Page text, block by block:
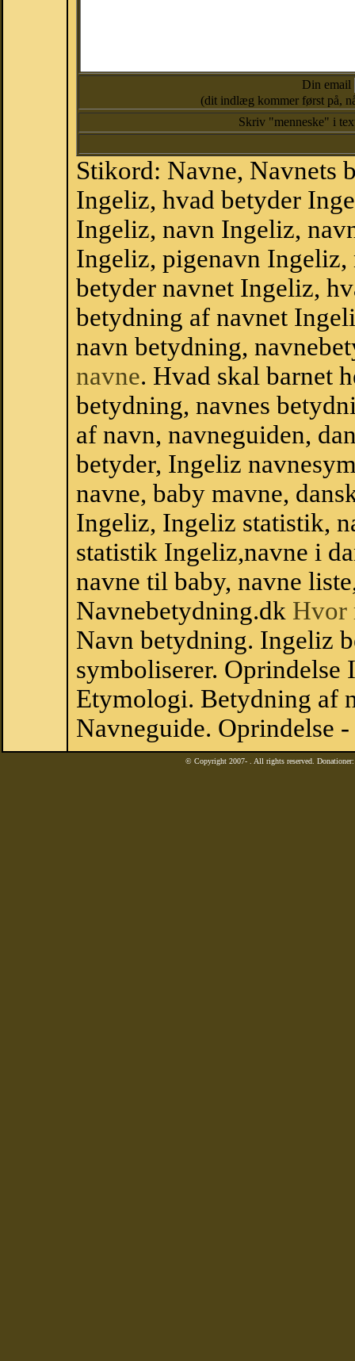
Din email
(dit indlæg kommer først på,
Skriv "menneske" i
Stikord: Navne, Navnets
Ingeliz, hvad betyder
Ingeliz, navn Ingeliz,
Ingeliz, pigenavn
betyder navnet Ingeliz,
betydning af navnet
navn betydning,
navne. Hvad skal barnet
betydning, navnes
af navn, navneguiden,
betyder, Ingeliz
navne, baby mavne,
Ingeliz, Ingeliz statistik,
statistik Ingeliz,navne i
navne til baby, navne
Navnebetydning.dk Hvor
Navn betydning. Ingeliz
symboliserer. Oprindelse
Etymologi. Betydning af
Navneguide. Oprindelse
© Copyright 2007- . All rights reserved.